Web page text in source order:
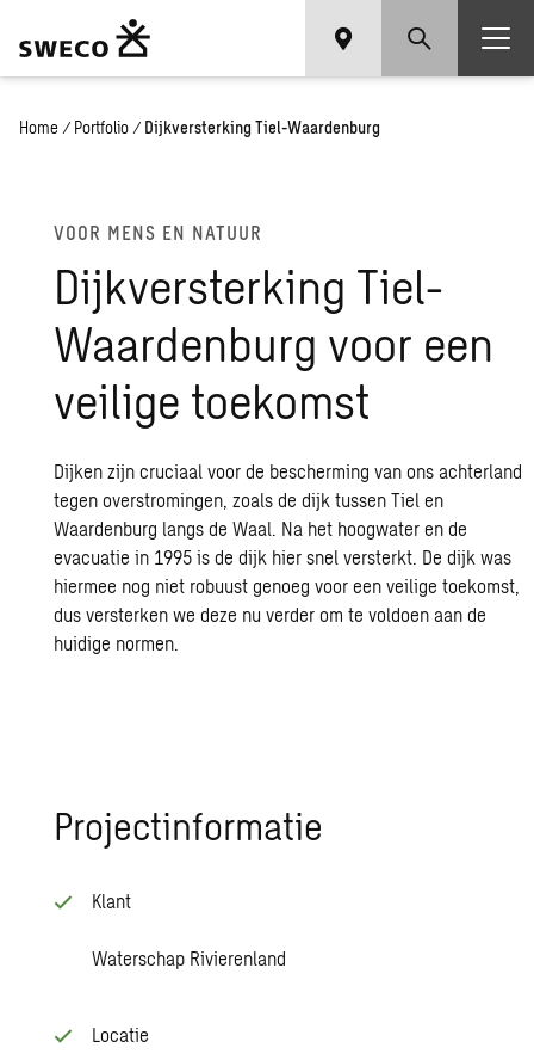
Home / Portfolio / Dijkversterking Tiel-Waardenburg
VOOR MENS EN NA­TUUR
Dijk­ver­ster­king Tiel-
Waar­den­burg voor een
vei­li­ge toe­komst
Dijken zijn cruciaal voor de bescherming van ons achterland
tegen overstromingen, zoals de dijk tussen Tiel en
Waardenburg langs de Waal. Na het hoogwater en de
evacuatie in 1995 is de dijk hier snel versterkt. De dijk was
hiermee nog niet robuust genoeg voor een veilige toekomst,
dus versterken we deze nu verder om te voldoen aan de
huidige normen.
Pro­ject­in­for­ma­tie
Klant
Waterschap Rivierenland
Locatie